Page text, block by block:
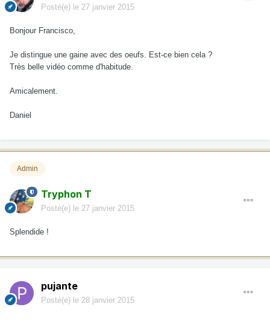
Posté(e) le 27 janvier 2015
Bonjour Francisco,
Je distingue une gaine avec des oeufs. Est-ce bien cela ?
Très belle vidéo comme d'habitude.
Amicalement.
Daniel
Admin
Tryphon T
Posté(e) le 27 janvier 2015
Splendide !
pujante
Posté(e) le 28 janvier 2015